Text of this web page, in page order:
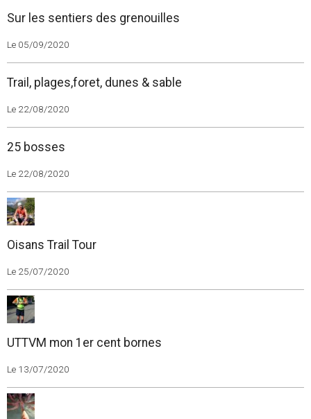
Sur les sentiers des grenouilles
Le 05/09/2020
Trail, plages,foret, dunes & sable
Le 22/08/2020
25 bosses
Le 22/08/2020
Oisans Trail Tour
Le 25/07/2020
UTTVM mon 1er cent bornes
Le 13/07/2020